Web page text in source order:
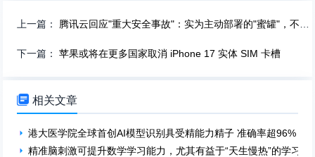
上一篇： 腾讯云回应"重大安全事故"：实为主动部署的"蜜罐"，不含真实用户数据
下一篇：苹果或将在更多国家取消 iPhone 17 实体 SIM 卡槽
 相关文章
港大医学院全球首创AI模型识别具受精能力精子 准确率超96%
精准脑刺激可提升数学学习能力，尤其有益于“天生慢热”的学习者